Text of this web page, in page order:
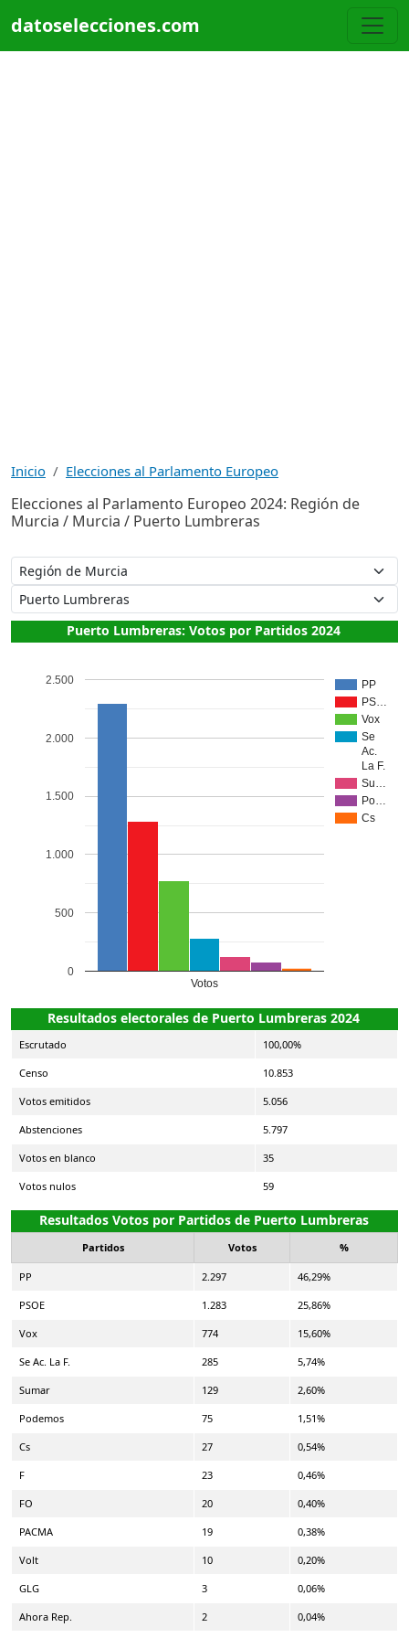
datoselecciones.com
Inicio Elecciones al Parlamento Europeo
Elecciones al Parlamento Europeo 2024: Región de
Murcia / Murcia / Puerto Lumbreras
Puerto Lumbreras: Votos por Partidos 2024
PP
PS…
Vox
Se
Ac.
La F.
Su…
Po…
Cs
Votos
0
500
1.000
1.500
2.000
2.500
Resultados electorales de Puerto Lumbreras 2024
Escrutado 100,00%
Censo 10.853
Votos emitidos 5.056
Abstenciones 5.797
Votos en blanco 35
Votos nulos 59
Resultados Votos por Partidos de Puerto Lumbreras
Partidos Votos %
PP 2.297 46,29%
PSOE 1.283 25,86%
Vox 774 15,60%
Se Ac. La F. 285 5,74%
Sumar 129 2,60%
Podemos 75 1,51%
Cs 27 0,54%
F 23 0,46%
FO 20 0,40%
PACMA 19 0,38%
Volt 10 0,20%
GLG 3 0,06%
Ahora Rep. 2 0,04%